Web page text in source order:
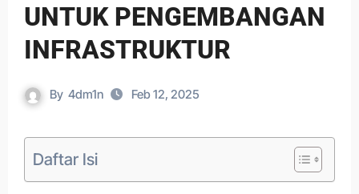
UNTUK PENGEMBANGAN
INFRASTRUKTUR
By 4dm1n Feb 12, 2025
Daftar Isi